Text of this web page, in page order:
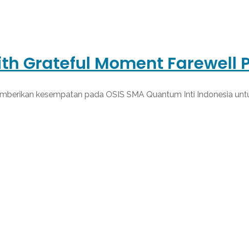
Grateful Moment Farewell
kesempatan pada OSIS SMA Quantum Inti Indonesia